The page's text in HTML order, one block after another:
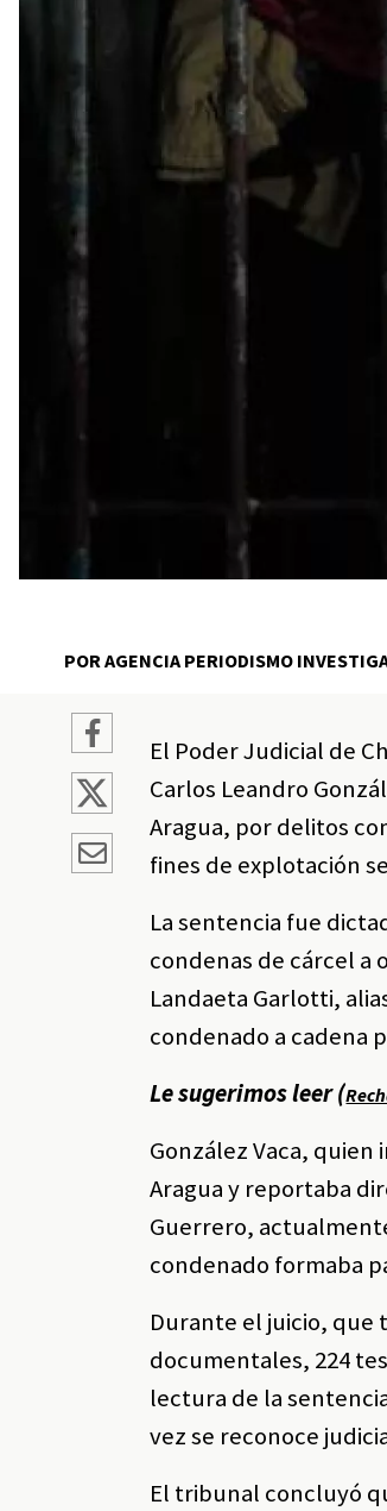
POR AGENCIA PERIODISMO
El Poder Judicial de
Carlos Leandro
Aragua, por delitos
fines de explotación
La sentencia fue
condenas de cárcel a
Landaeta Garlotti,
condenado a cadena
Le sugerimos leer (
González Vaca,
Aragua y reportaba
Guerrero,
condenado formaba
Durante el juicio, que
documentales, 224
lectura de la
vez se reconoce
El tribunal concluyó